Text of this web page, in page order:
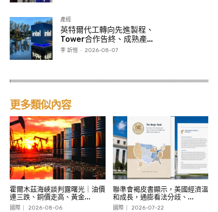
產經
英特爾代工轉向先進製程、
Tower合作告終、成熟產...
李 訢愷 - 2026-08-07
更多類似內容
霍爾木茲海峽談判露曙光｜油價
連三跌、銅價走高、黃金...
國際 2026-08-06
聯準會褐皮書顯示，美國經濟溫
和成長，通膨看法分歧、...
國際 2026-07-22